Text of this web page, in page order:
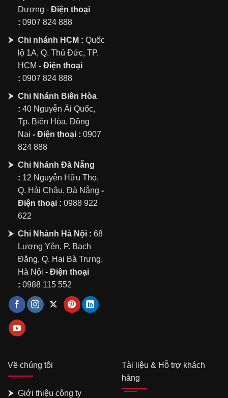
Dương - Điện thoại
: 0907 824 888
Chi nhánh HCM : Quốc
lộ 1A, Q. Thủ Đức, TP.
HCM - Điện thoại
: 0907 824 888
Chi Nhánh Biên Hòa
: 40 Nguyễn Ái Quốc,
Tp. Biên Hòa, Đồng
Nai - Điện thoại : 0907
824 888
Chi Nhánh Đà Nẵng
: 12 Nguyễn Hữu Thọ,
Q. Hải Châu, Đà Nẵng -
Điện thoại : 0988 922
622
Chi Nhánh Hà Nội : 68
Lương Yên, P. Bạch
Đằng, Q. Hai Bà Trưng,
Hà Nội - Điện thoại
: 0988 115 552
Về chúng tôi
Giới thiệu công ty
Tài liệu & Hỗ trợ khách
hàng